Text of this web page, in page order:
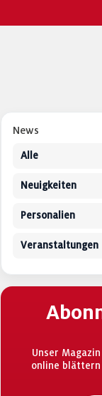
News
Alle
Neuigkeiten
Personalien
Veranstaltungen
Unser
online